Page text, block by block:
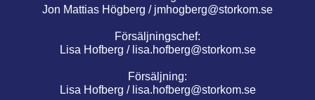
Jon Mattias Högberg / jmhogberg@storkom.se
Försäljningschef:
Lisa Hofberg / lisa.hofberg@storkom.se
Försäljning:
Lisa Hofberg / lisa.hofberg@storkom.se